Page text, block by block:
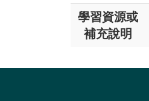
學習資源或
補充說明